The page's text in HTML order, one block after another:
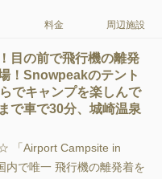
料金 周辺施設
目の前で飛行機の離発
！Snowpeakのテント
でキャンプを楽しんで
で車で30分、城崎温泉
「Airport Campsite in
内で唯一 飛行機の離発着を